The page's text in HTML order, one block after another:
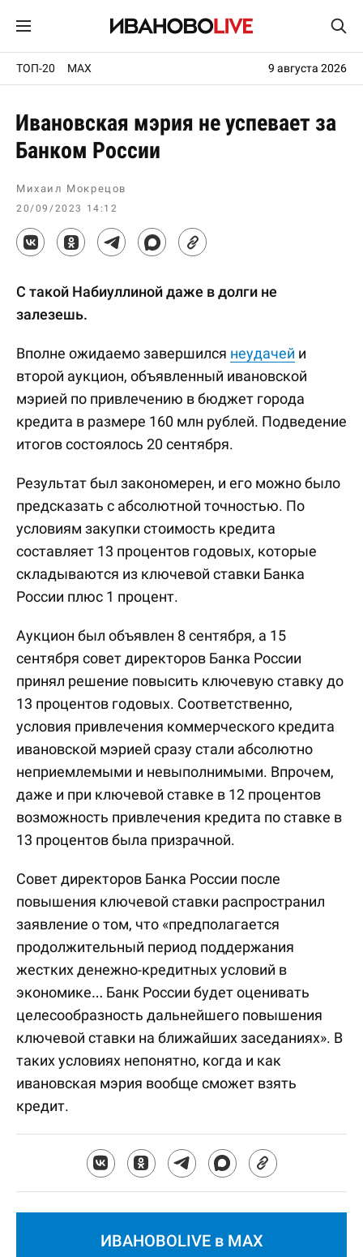
ТОП-20 MAX 9 августа 2026
Ивановская мэрия не успевает за
Банком России
Михаил Мокрецов
20/09/2023 14:12
С такой Набиуллиной даже в долги не
залезешь.
Вполне ожидаемо завершился неудачей и
второй аукцион, объявленный ивановской
мэрией по привлечению в бюджет города
кредита в размере 160 млн рублей. Подведение
итогов состоялось 20 сентября.
Результат был закономерен, и его можно было
предсказать с абсолютной точностью. По
условиям закупки стоимость кредита
составляет 13 процентов годовых, которые
складываются из ключевой ставки Банка
России плюс 1 процент.
Аукцион был объявлен 8 сентября, а 15
сентября совет директоров Банка России
принял решение повысить ключевую ставку до
13 процентов годовых. Соответственно,
условия привлечения коммерческого кредита
ивановской мэрией сразу стали абсолютно
неприемлемыми и невыполнимыми. Впрочем,
даже и при ключевой ставке в 12 процентов
возможность привлечения кредита по ставке в
13 процентов была призрачной.
Совет директоров Банка России после
повышения ключевой ставки распространил
заявление о том, что «предполагается
продолжительный период поддержания
жестких денежно-кредитных условий в
экономике… Банк России будет оценивать
целесообразность дальнейшего повышения
ключевой ставки на ближайших заседаниях». В
таких условиях непонятно, когда и как
ивановская мэрия вообще сможет взять
кредит.
ИВАНОВОLIVE в MAX